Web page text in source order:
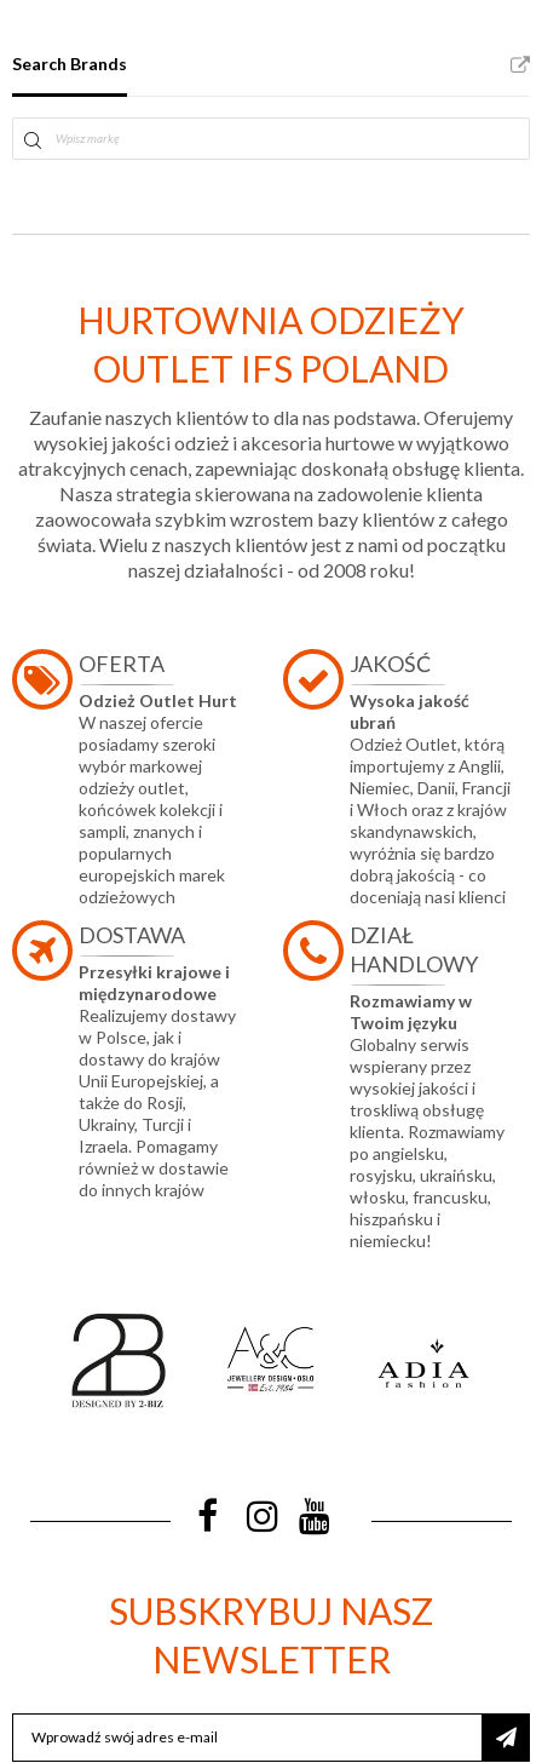
Search Brands
HURTOWNIA ODZIEŻY
OUTLET IFS POLAND
Zaufanie naszych klientów to dla nas podstawa. Oferujemy
wysokiej jakości odzież i akcesoria hurtowe w wyjątkowo
atrakcyjnych cenach, zapewniając doskonałą obsługę klienta.
Nasza strategia skierowana na zadowolenie klienta
zaowocowała szybkim wzrostem bazy klientów z całego
świata. Wielu z naszych klientów jest z nami od początku
naszej działalności - od 2008 roku!
OFERTA
Odzież Outlet Hurt
W naszej ofercie
posiadamy szeroki
wybór markowej
odzieży outlet,
końcówek kolekcji i
sampli, znanych i
popularnych
europejskich marek
odzieżowych
JAKOŚĆ
Wysoka jakość
ubrań
Odzież Outlet, którą
importujemy z Anglii,
Niemiec, Danii, Francji
i Włoch oraz z krajów
skandynawskich,
wyróżnia się bardzo
dobrą jakością - co
doceniają nasi klienci
DOSTAWA
Przesyłki krajowe i
międzynarodowe
Realizujemy dostawy
w Polsce, jak i
dostawy do krajów
Unii Europejskiej, a
także do Rosji,
Ukrainy, Turcji i
Izraela. Pomagamy
również w dostawie
do innych krajów
DZIAŁ
HANDLOWY
Rozmawiamy w
Twoim języku
Globalny serwis
wspierany przez
wysokiej jakości i
troskliwą obsługę
klienta. Rozmawiamy
po angielsku,
rosyjsku, ukraińsku,
włosku, francusku,
hiszpańsku i
niemiecku!
SUBSKRYBUJ NASZ
NEWSLETTER
SUBSKRYBUJ